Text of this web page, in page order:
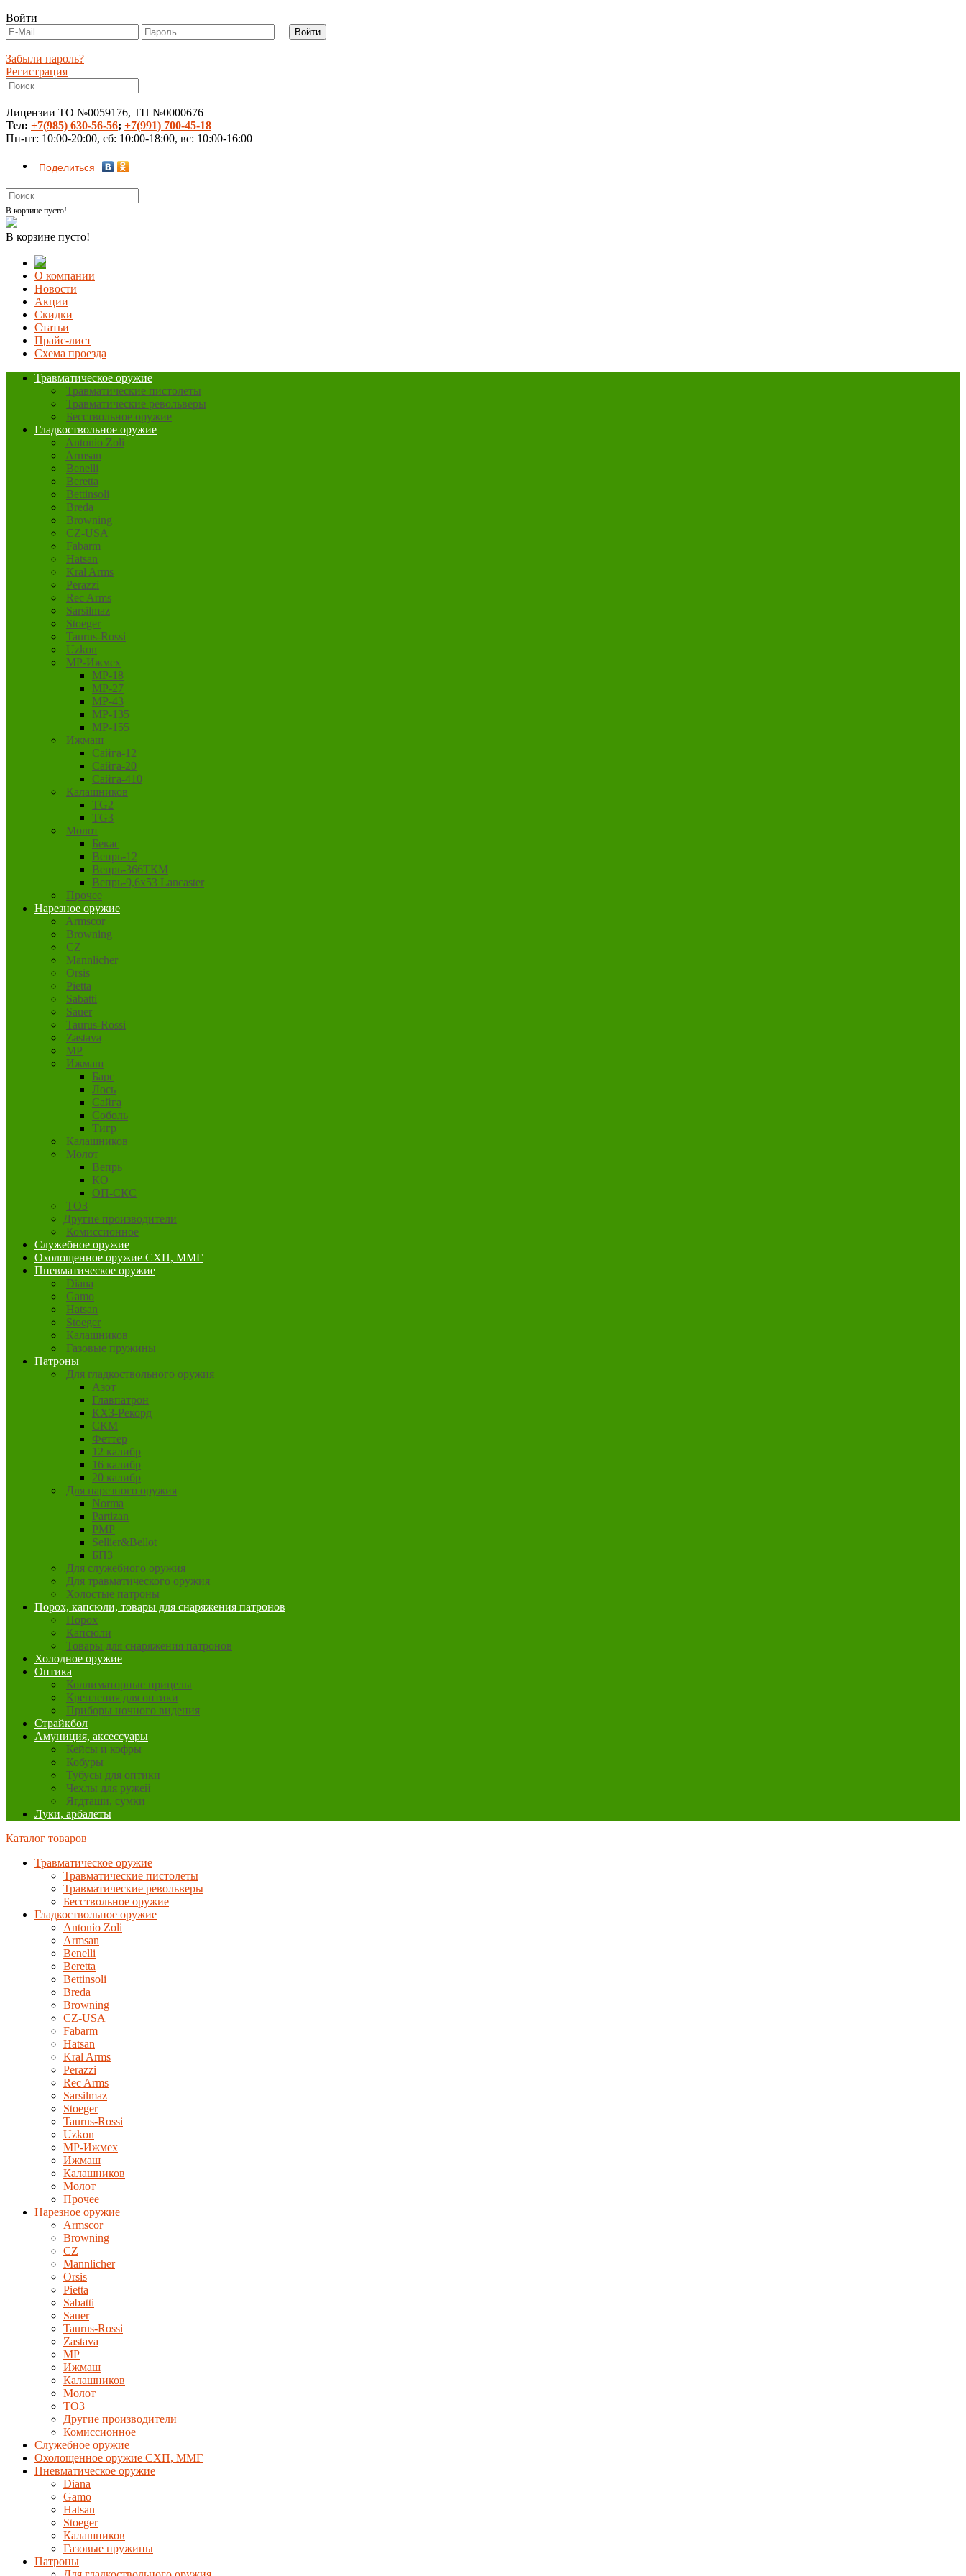
Войти
Забыли пароль?
Регистрация
Лицензии ТО №0059176, ТП №0000676
Тел: +7(985) 630-56-56; +7(991) 700-45-18
Пн-пт: 10:00-20:00, сб: 10:00-18:00, вс: 10:00-16:00
Поделиться
В корзине пусто!
В корзине пусто!
О компании
Новости
Акции
Скидки
Статьи
Прайс-лист
Схема проезда
Травматическое оружие
Травматические пистолеты
Травматические револьверы
Бесствольное оружие
Гладкоствольное оружие
Antonio Zoli
Armsan
Benelli
Beretta
Bettinsoli
Breda
Browning
CZ-USA
Fabarm
Hatsan
Kral Arms
Perazzi
Rec Arms
Sarsilmaz
Stoeger
Taurus-Rossi
Uzkon
MP-Ижмех
MP-18
MP-27
MP-43
MP-135
MP-155
Ижмаш
Сайга-12
Сайга-20
Сайга-410
Калашников
TG2
TG3
Молот
Бекас
Вепрь-12
Вепрь-366ТКМ
Вепрь-9,6х53 Lancaster
Прочее
Нарезное оружие
Armscor
Browning
CZ
Mannlicher
Orsis
Pietta
Sabatti
Sauer
Taurus-Rossi
Zastava
MP
Ижмаш
Барс
Лось
Сайга
Соболь
Тигр
Калашников
Молот
Вепрь
КО
ОП-СКС
ТОЗ
Другие производители
Комиссионное
Служебное оружие
Охолощенное оружие СХП, ММГ
Пневматическое оружие
Diana
Gamo
Hatsan
Stoeger
Калашников
Газовые пружины
Патроны
Для гладкоствольного оружия
Азот
Главпатрон
КХЗ-Рекорд
СКМ
Феттер
12 калибр
16 калибр
20 калибр
Для нарезного оружия
Norma
Partizan
PMP
Sellier&Bellot
БПЗ
Для служебного оружия
Для травматического оружия
Холостые патроны
Порох, капсюли, товары для снаряжения патронов
Порох
Капсюли
Товары для снаряжения патронов
Холодное оружие
Оптика
Коллиматорные прицелы
Крепления для оптики
Приборы ночного видения
Страйкбол
Амуниция, аксессуары
Кейсы и кофры
Кобуры
Тубусы для оптики
Чехлы для ружей
Ягдташи, сумки
Луки, арбалеты
Каталог товаров
Травматическое оружие
Травматические пистолеты
Травматические револьверы
Бесствольное оружие
Гладкоствольное оружие
Antonio Zoli
Armsan
Benelli
Beretta
Bettinsoli
Breda
Browning
CZ-USA
Fabarm
Hatsan
Kral Arms
Perazzi
Rec Arms
Sarsilmaz
Stoeger
Taurus-Rossi
Uzkon
MP-Ижмех
Ижмаш
Калашников
Молот
Прочее
Нарезное оружие
Armscor
Browning
CZ
Mannlicher
Orsis
Pietta
Sabatti
Sauer
Taurus-Rossi
Zastava
MP
Ижмаш
Калашников
Молот
ТОЗ
Другие производители
Комиссионное
Служебное оружие
Охолощенное оружие СХП, ММГ
Пневматическое оружие
Diana
Gamo
Hatsan
Stoeger
Калашников
Газовые пружины
Патроны